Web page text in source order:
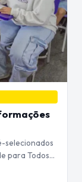
selecionados
para Todos…